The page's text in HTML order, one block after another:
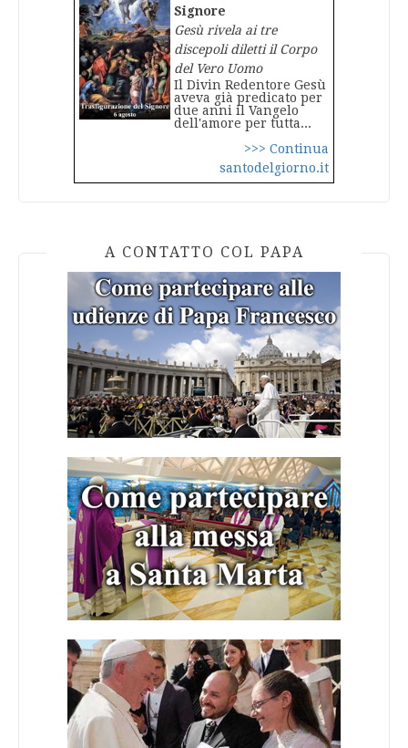
Signore
Gesù rivela ai tre
discepoli diletti il Corpo
del Vero Uomo
Il Divin Redentore Gesù
aveva già predicato per
due anni il Vangelo
dell'amore per tutta...
>>> Continua
santodelgiorno.it
A CONTATTO COL PAPA